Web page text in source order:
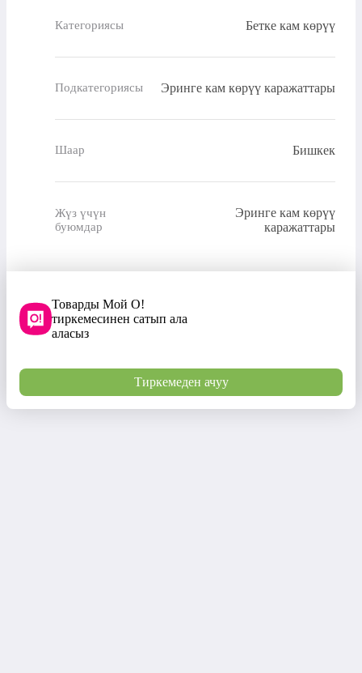
Категориясы Бетке кам көрүү
Подкатегориясы Эринге кам көрүү каражаттары
Шаар Бишкек
Жүз үчүн
буюмдар
Эринге кам көрүү
каражаттары
Товарды Мой О!
тиркемесинен сатып ала
аласыз
Тиркемеден ачуу